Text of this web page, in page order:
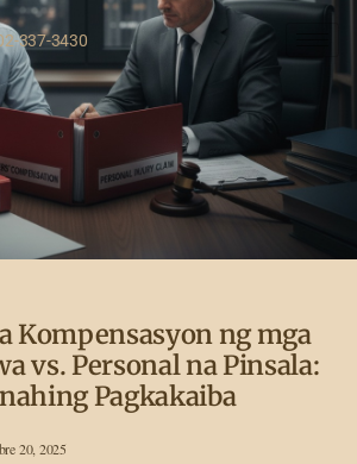
337-3430
Kompensasyon ng mga
vs. Personal na Pinsala:
Pagkakaiba
20, 2025